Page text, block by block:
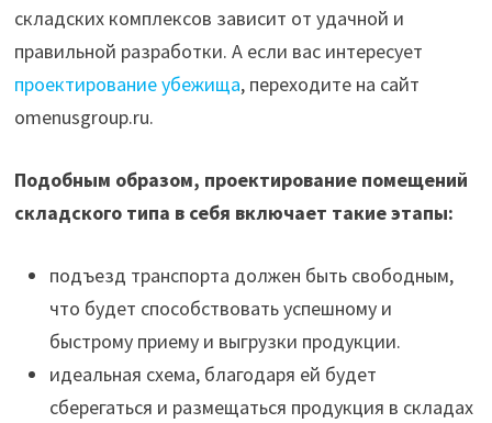
складских комплексов зависит от удачной и
правильной разработки. А если вас интересует
проектирование убежища, переходите на сайт
omenusgroup.ru.
Подобным образом, проектирование помещений
складского типа в себя включает такие этапы:
подъезд транспорта должен быть свободным,
что будет способствовать успешному и
быстрому приему и выгрузки продукции.
идеальная схема, благодаря ей будет
сберегаться и размещаться продукция в складах